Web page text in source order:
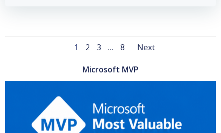
Posts
navigation
Page
1 Page
2 Page
3 … Page
8
Posts
Next
Microsoft MVP